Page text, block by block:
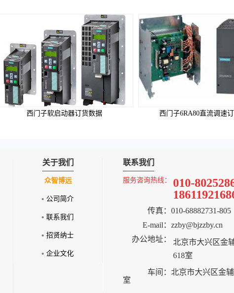
西门子软启动器订货数据 西门子6RA80直流调速
关于我们
众智博远
公司简介
联系我们
招贤纳士
企业文化
联系我们
服务咨询热线：
010-
传真： 010-68882731-805
E-mail： zzby@bjzzby.cn
办公地址：
北京市大兴区金
618室
车间： 北京市大兴区金
室